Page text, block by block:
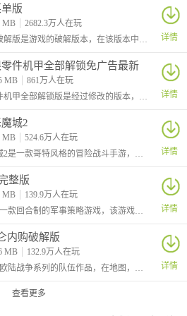
版
MB
2682.3万人在玩
猛鬼宿舍内置菜单破解版是游戏的破解版本，在该版本中为玩家提供了菜单，玩家可以通过内置的菜单获得各种强化功能。
详情
件机甲全部解锁免广告最新
MB
861万人在玩
机甲斗兽场无限零件机甲全部解锁版是经过修改的版本，在这里玩家进入游戏后可以看到左上角的零件数量已经是最大值，并且不管你怎么消耗都是不会减少的
详情
城2
MB
524.6万人在玩
哥特少女勇闯恶魔城2是一款哥特风格的冒险战斗手游，游戏中你将扮演一个哥特美少女和各种敌人进行决斗，不断地提升自己的战斗能力，挑战更为强大的敌人
详情
整版
MB
139.9万人在玩
欧陆战争6：1914是一款回合制的军事策略游戏，该游戏严格参照历史，以第一次世界大战为背景，在线了当年的经典战役，该有延续了前作优秀的玩法。
详情
内购破解版
MB
132.9万人在玩
欧陆战争4拿破仑是欧陆战争系列的队伍作品，在地图，玩法上有了很大的提升，超大的无缝缩放地图，种类众多的列强帝国，
详情
查看更多